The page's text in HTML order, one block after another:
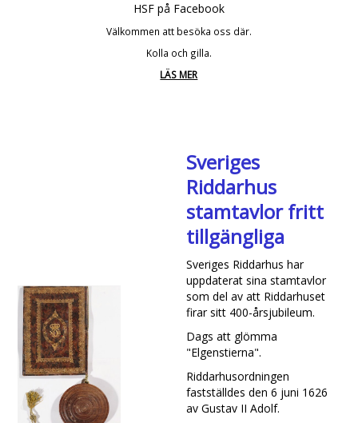
HSF på Facebook
Välkommen att besöka oss där.
Kolla och gilla.
LÄS MER
Sveriges
Riddarhus
stamtavlor fritt
tillgängliga
Sveriges Riddarhus har
uppdaterat sina stamtavlor
som del av att Riddarhuset
firar sitt 400-årsjubileum.
Dags att glömma
"Elgenstierna".
Riddarhusordningen
fastställdes den 6 juni 1626
av Gustav II Adolf.